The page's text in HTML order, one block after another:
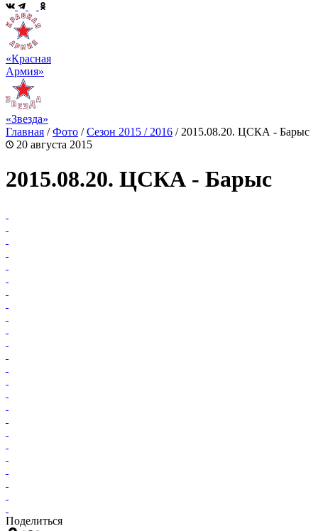
«Красная
Армия»
«Звезда»
Главная /Фото /Сезон 2015 / 2016 / 2015.08.20. ЦСКА - Барыс
20 августа 2015
2015.08.20. ЦСКА - Барыс
Поделиться